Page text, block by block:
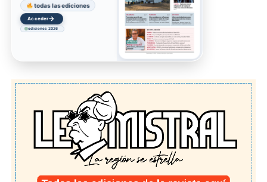
todas las ediciones
Acceder→
ediciones 2026